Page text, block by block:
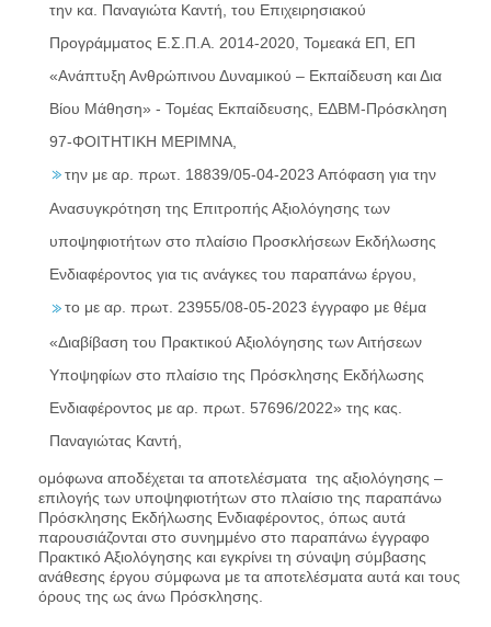
την κα. Παναγιώτα Καντή, του Επιχειρησιακού
Προγράμματος Ε.Σ.Π.Α. 2014-2020, Τομεακά ΕΠ, ΕΠ
«Ανάπτυξη Ανθρώπινου Δυναμικού – Εκπαίδευση και Δια
Βίου Μάθηση» - Τομέας Εκπαίδευσης, ΕΔΒΜ-Πρόσκληση
97-ΦΟΙΤΗΤΙΚΗ ΜΕΡΙΜΝΑ,
την με αρ. πρωτ. 18839/05-04-2023 Απόφαση για την
Ανασυγκρότηση της Επιτροπής Αξιολόγησης των
υποψηφιοτήτων στο πλαίσιο Προσκλήσεων Εκδήλωσης
Ενδιαφέροντος για τις ανάγκες του παραπάνω έργου,
το με αρ. πρωτ. 23955/08-05-2023 έγγραφο με θέμα
«Διαβίβαση του Πρακτικού Αξιολόγησης των Αιτήσεων
Υποψηφίων στο πλαίσιο της Πρόσκλησης Εκδήλωσης
Ενδιαφέροντος με αρ. πρωτ. 57696/2022» της κας.
Παναγιώτας Καντή,
ομόφωνα αποδέχεται τα αποτελέσματα της αξιολόγησης –
επιλογής των υποψηφιοτήτων στο πλαίσιο της παραπάνω
Πρόσκλησης Εκδήλωσης Ενδιαφέροντος, όπως αυτά
παρουσιάζονται στο συνημμένο στο παραπάνω έγγραφο
Πρακτικό Αξιολόγησης και εγκρίνει τη σύναψη σύμβασης
ανάθεσης έργου σύμφωνα με τα αποτελέσματα αυτά και τους
όρους της ως άνω Πρόσκλησης.